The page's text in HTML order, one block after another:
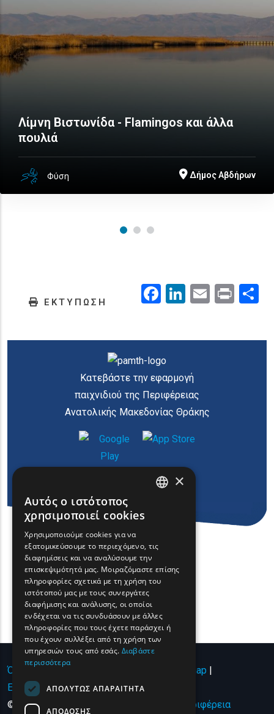
Λίμνη Βιστωνίδα - Flamingos και άλλα
πουλιά
Φύση Δήμος Αβδήρων
ΕΚΤΥΠΩΣΗ Facebook
LinkedIn
EmailPrint
Κατεβάστε την εφαρμογή
παιχνιδιού της Περιφέρειας
Ανατολικής Μακεδονίας Θράκης
Όροι χρήσης | Πολιτική Απορρήτου Sitemap |
Επικοινωνία
© Copyright 2024 - All Rights Reserved
Περιφέρεια
FRENCH
BULGARIAN
ROMANIAN
TURKISH
×
Αυτός ο ιστότοπος
χρησιμοποιεί cookies
Χρησιμοποιούμε cookies για να
εξατομικεύσουμε το περιεχόμενο, τις
διαφημίσεις και να αναλύσουμε την
επισκεψιμότητά μας. Μοιραζόμαστε επίσης
πληροφορίες σχετικά με τη χρήση του
ιστότοπού μας με τους συνεργάτες
διαφήμισης και ανάλυσης, οι οποίοι
ενδέχεται να τις συνδυάσουν με άλλες
πληροφορίες που τους έχετε παράσχει ή
που έχουν συλλέξει από τη χρήση των
υπηρεσιών τους από εσάς. Διαβάστε
περισσότερα
ΑΠΟΛΎΤΩΣ ΑΠΑΡΑΊΤΗΤΑ
ΑΠΌΔΟΣΗΣ